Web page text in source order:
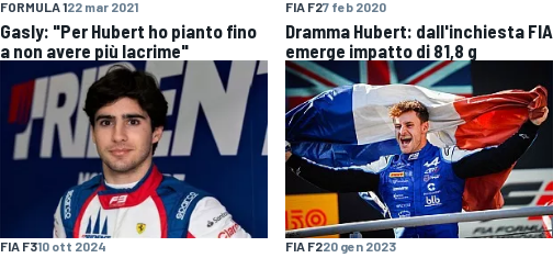
FORMULA 122 mar 2021
Gasly: "Per Hubert ho pianto fino
a non avere più lacrime"
FIA F27 feb 2020
Dramma Hubert: dall'inchiesta FIA
emerge impatto di 81,8 g
FIA F310 ott 2024 FIA F220 gen 2023